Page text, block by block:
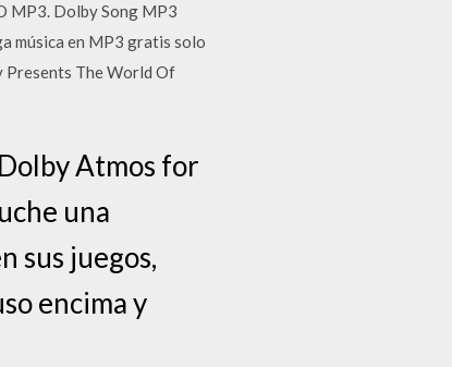
MP3. Dolby Song MP3
música en MP3 gratis solo
Presents The World Of
Atmos for
una
sus juegos,
encima y